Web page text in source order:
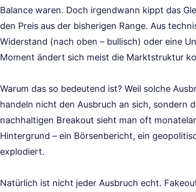
Balance waren. Doch irgendwann kippt das
den Preis aus der bisherigen Range. Aus
Widerstand (nach oben – bullisch) oder eine
Moment ändert sich meist die Marktstruktur
Warum das so bedeutend ist? Weil solche
handeln nicht den Ausbruch an sich, sondern
nachhaltigen Breakout sieht man oft
Hintergrund – ein Börsenbericht, ein
explodiert.
Natürlich ist nicht jeder Ausbruch echt.